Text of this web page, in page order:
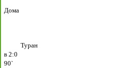
Дома
Туран
в 2:0
90`